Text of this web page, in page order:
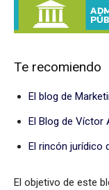
Te recomiendo
El blog de
El Blog de Víctor
El rincón jurídico
El objetivo de este